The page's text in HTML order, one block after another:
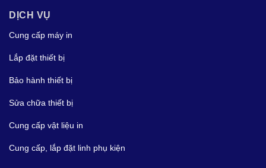
DỊCH VỤ
Cung cấp máy in
Lắp đặt thiết bị
Bảo hành thiết bị
Sửa chữa thiết bị
Cung cấp vật liệu in
Cung cấp, lắp đặt linh phụ kiện